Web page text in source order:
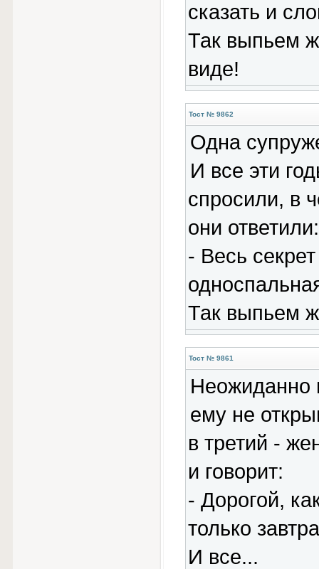
сказать и
Так выпьем
виде!
Тост № 9862
Одна
И все эти
спросили, в
они ответили:
- Весь
Так выпьем
Тост № 9861
Неожиданно
ему не
в третий -
и говорит:
- Дорогой,
только
И все...